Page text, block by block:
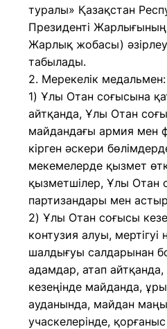
туралы» Қазақстан
Президенті
Жарлық жобасы) әзірлеу
табылады.
2. Мерекелік медальмен:
1) Ұлы Отан соғысына
айтқанда, Ұлы Отан
майдандағы армия мен
кiрген әскери
мекемелерде қызмет
қызметшiлер, Ұлы Отан
партизандары мен
2) Ұлы Отан соғысы
контузия алуы, мертігуі
шалдығуы салдарынан
адамдар, атап
кезеңінде майданда,
ауданында, майдан
учаскелерінде,